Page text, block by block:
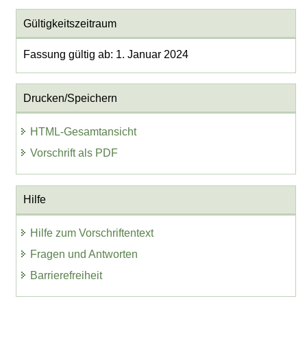
Gültigkeitszeitraum
Fassung gültig ab: 1. Januar 2024
Drucken/Speichern
HTML-Gesamtansicht
Vorschrift als PDF
Hilfe
Hilfe zum Vorschriftentext
Fragen und Antworten
Barrierefreiheit